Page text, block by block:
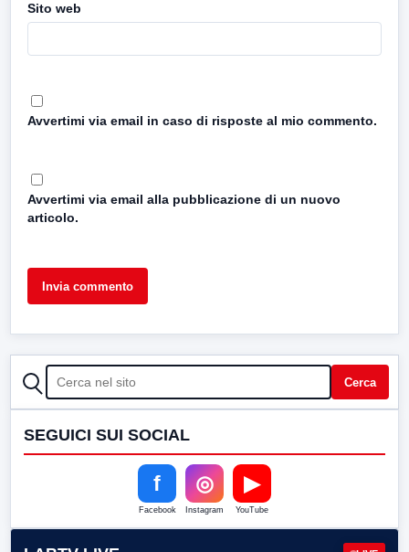
Sito web
Avvertimi via email in caso di risposte al mio commento.
Avvertimi via email alla pubblicazione di un nuovo
articolo.
CERCA Cerca
SEGUICI SUI SOCIAL
f
Facebook
◎
Instagram
▶
YouTube